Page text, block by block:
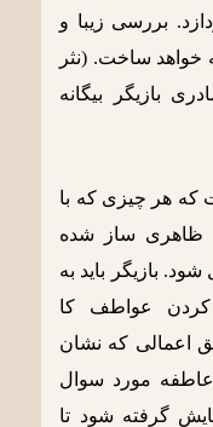
بررسی زیبا و
خواهد ساخت. (نثر
بازیگر بیگانه
هر چیزی که با
ظاهری ساز شده
بازیگر باید به
کردن عواطف کا
اعمالی که نشان
مورد سوال
گرفته شود تا